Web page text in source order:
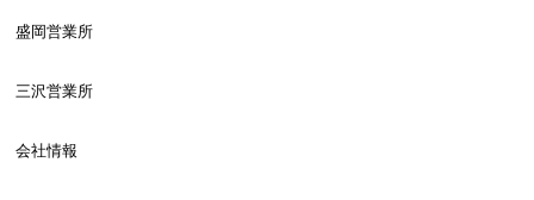
盛岡営業所
三沢営業所
会社情報